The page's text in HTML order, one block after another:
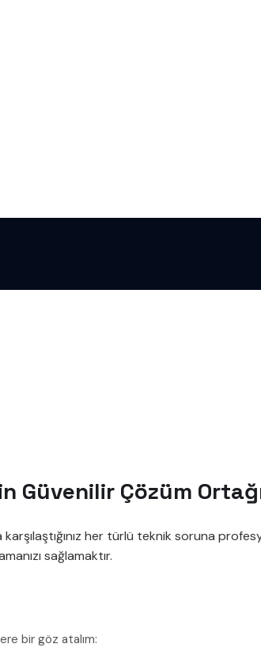
Güvenilir Çözüm
her türlü teknik soruna
sağlamaktır.
bir göz atalım: